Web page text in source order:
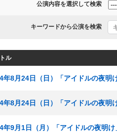
公演内容を選択して検索
キーワードから公演を検索
ル
年8月24日（日）「アイドルの夜明
年8月24日（日）「アイドルの夜明
年9月1日（月）「アイドルの夜明